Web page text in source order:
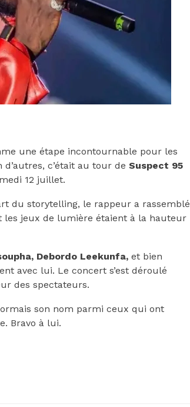
une étape incontournable pour les
d’autres, c’était au tour de Suspect 95
12 juillet.
du storytelling, le rappeur a rassemblé
les jeux de lumière étaient à la hauteur
Debordo Leekunfa, et bien
avec lui. Le concert s’est déroulé
des spectateurs.
son nom parmi ceux qui ont
Bravo à lui.